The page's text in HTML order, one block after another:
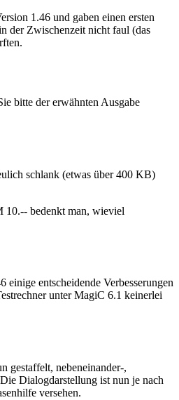
1.46 und gaben einen ersten
der Zwischenzeit nicht faul (das
bitte der erwähnten Ausgabe
schlank (etwas über 400 KB)
10.-- bedenkt man, wieviel
entscheidende Verbesserungen
unter MagiC 6.1 keinerlei
gestaffelt, nebeneinander-,
Dialogdarstellung ist nun je nach
versehen.